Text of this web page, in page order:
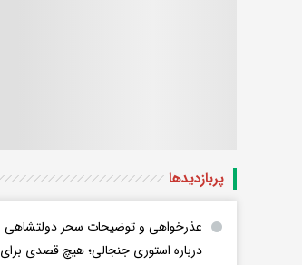
پربازدید‌ها
عذرخواهی و توضیحات سحر دولتشاهی
درباره استوری جنجالی؛ هیچ قصدی برای